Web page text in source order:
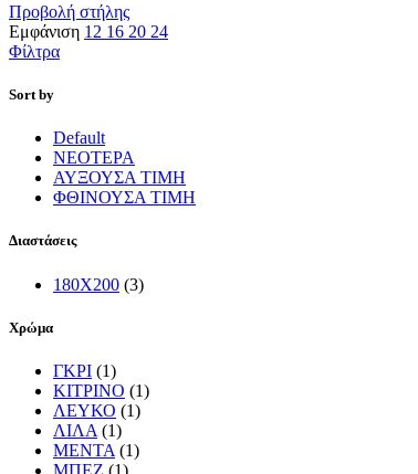
Προβολή στήλης
Εμφάνιση 12 16 20 24
Φίλτρα
Sort by
Default
ΝΕΟΤΕΡΑ
ΑΥΞΟΥΣΑ ΤΙΜΗ
ΦΘΙΝΟΥΣΑ ΤΙΜΗ
Διαστάσεις
180X200 (3)
Χρώμα
ΓΚΡΙ (1)
ΚΙΤΡΙΝΟ (1)
ΛΕΥΚΟ (1)
ΛΙΛΑ (1)
ΜΕΝΤΑ (1)
ΜΠΕΖ (1)